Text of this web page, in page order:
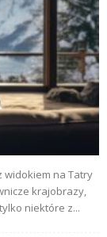
widokiem na Tatry
krajobrazy,
niektóre z...